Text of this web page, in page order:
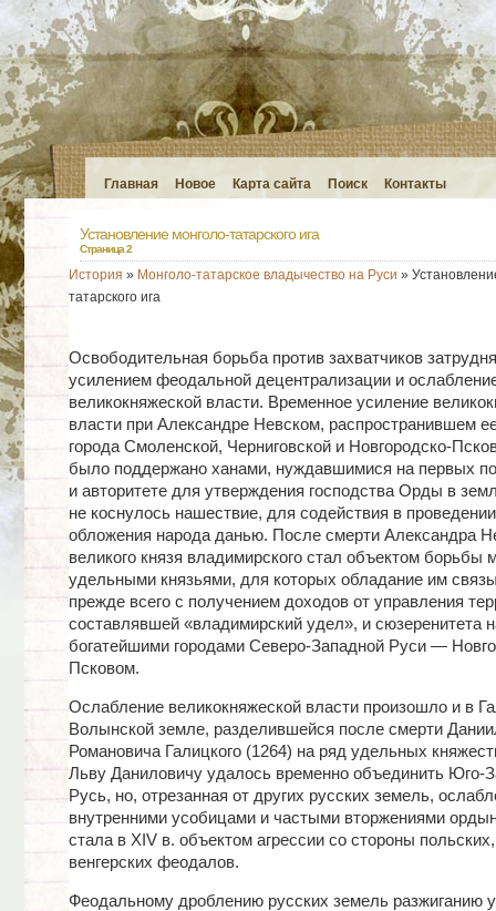
Главная Новое Карта сайта Поиск Контакты
Установление монголо-татарского ига
Страница 2
История » Монголо-татарское владычество на Руси »
татарского ига
Освободительная борьба против захватчиков
усилением феодальной децентрализации и
великокняжеской власти. Временное усиление
власти при Александре Невском, распространившем
города Смоленской, Черниговской и Новгородско-
было поддержано ханами, нуждавшимися на первых
и авторитете для утверждения господства Орды в
не коснулось нашествие, для содействия в
обложения народа данью. После смерти Александра
великого князя владимирского стал объектом борьбы
удельными князьями, для которых обладание им
прежде всего с получением доходов от управления
составлявшей «владимирский удел», и сюзеренитета
богатейшими городами Северо-Западной Руси —
Псковом.
Ослабление великокняжеской власти произошло и в
Волынской земле, разделившейся после смерти
Романовича Галицкого (1264) на ряд удельных
Льву Даниловичу удалось временно объединить Юго-
Русь, но, отрезанная от других русских земель,
внутренними усобицами и частыми вторжениями
стала в XIV в. объектом агрессии со стороны
венгерских феодалов.
Феодальному дроблению русских земель разжиганию